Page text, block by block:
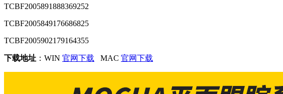
TCBF2005891888369252
TCBF2005849176686825
TCBF2005902179164355
下载地址 ：WIN 官网下载 MAC 官网下载